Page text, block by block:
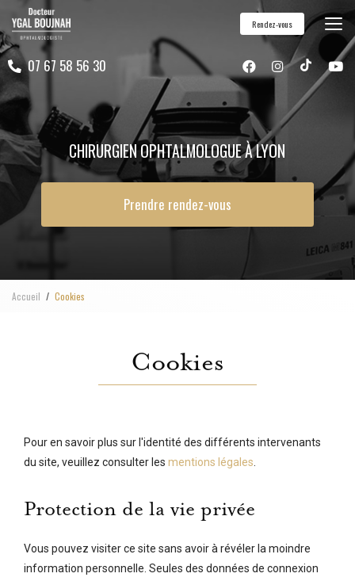
au
contenu
principal07 67 58 56 30
Rendez-vous
CHIRURGIEN OPHTALMOLOGUE À LYON
Prendre rendez-vous
Accueil Cookies
Cookies
Pour en savoir plus sur l'identité des différents intervenants
du site, veuillez consulter les mentions légales
Protection de la vie privée
Vous pouvez visiter ce site sans avoir à révéler la moindre
information personnelle. Seules des données de connexion